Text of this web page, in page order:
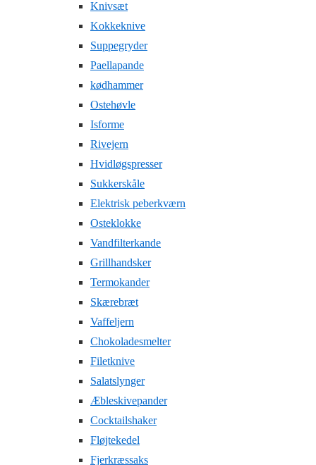
Knivsæt
Kokkeknive
Suppegryder
Paellapande
kødhammer
Ostehøvle
Isforme
Rivejern
Hvidløgspresser
Sukkerskåle
Elektrisk peberkværn
Osteklokke
Vandfilterkande
Grillhandsker
Termokander
Skærebræt
Vaffeljern
Chokoladesmelter
Filetknive
Salatslynger
Æbleskivepander
Cocktailshaker
Fløjtekedel
Fjerkræssaks